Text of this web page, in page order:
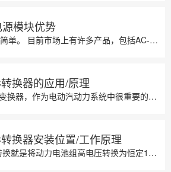
模块优势
1、设计简单。 目前市场上有许多产品，包括AC-DC、DC-DC、高压等模块，只要选择合适的电源模块，配置少量的分立元件即可使用。高度集成...
换器的应用/原理
DC/DC 变换器，作为电动汽动力系统中很重要的一部分，它的一类重要功用是为动力转向系统，空调以及其他辅助设备提供所需的电力。另一类，是出现...
换器安装位置/工作原理
DCDC转换就是将动力电池组高电压转换为恒定12V或者14V、24V低电压，既能给全车电器供电，又能给辅助蓄电池充电的设备。DCDC转换器在...